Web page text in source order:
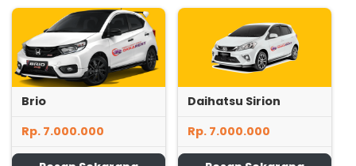
Brio
Rp. 7.000.000
Daihatsu Sirion
Rp. 7.000.000